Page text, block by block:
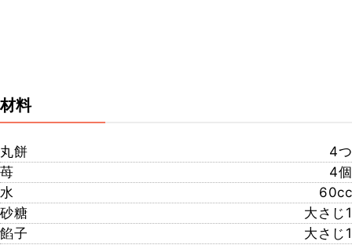
材料
丸餅
4つ
苺
4個
水
60cc
砂糖
大さじ1
餡子
大さじ1